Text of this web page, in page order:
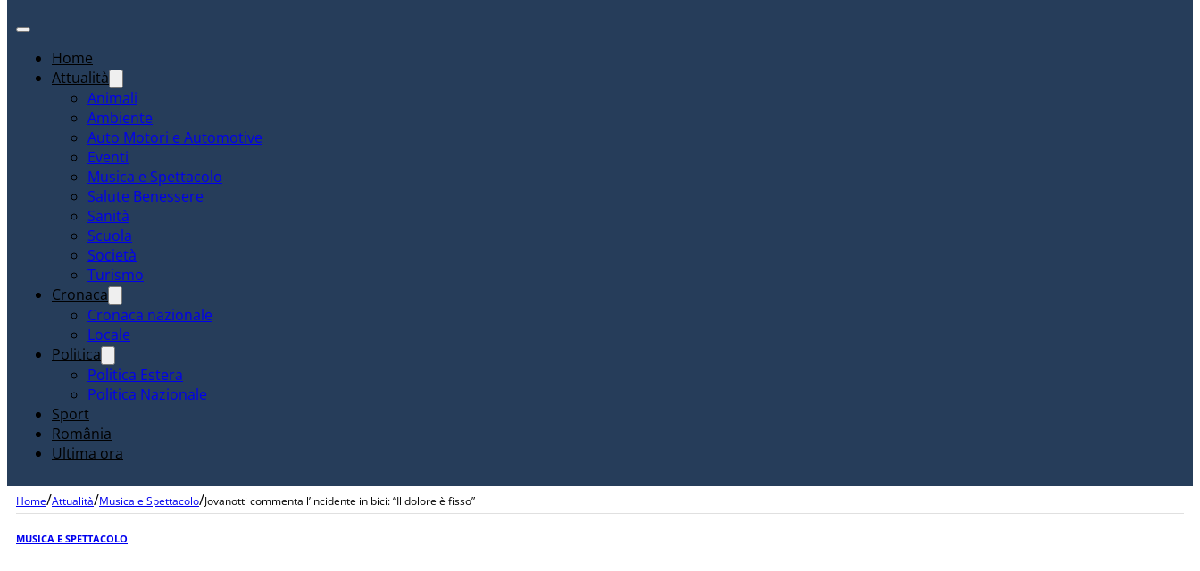
Home
Attualità
Animali
Ambiente
Auto Motori e Automotive
Eventi
Musica e Spettacolo
Salute Benessere
Sanità
Scuola
Società
Turismo
Cronaca
Cronaca nazionale
Locale
Politica
Politica Estera
Politica Nazionale
Sport
România
Ultima ora
Home/Attualità/Musica e Spettacolo/Jovanotti commenta l’incidente in bici: “Il dolore è fisso”
MUSICA E SPETTACOLO